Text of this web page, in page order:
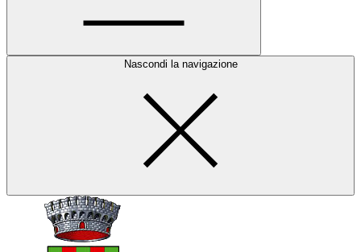
Nascondi la navigazione